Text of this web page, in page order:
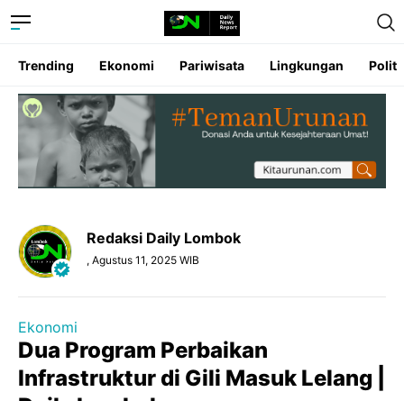
Trending Ekonomi Pariwisata Lingkungan
Redaksi Daily Lombok
, Agustus 11, 2025 WIB
Ekonomi
Dua Program Perbaikan
Infrastruktur di Gili Masuk Lelang |